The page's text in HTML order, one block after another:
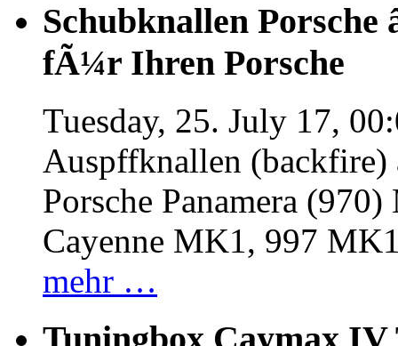
Schubknallen Porsche
fÃ¼r Ihren Porsche
Tuesday, 25. July 17,
Auspffknallen
Porsche Panamera
Cayenne MK1, 997
mehr …